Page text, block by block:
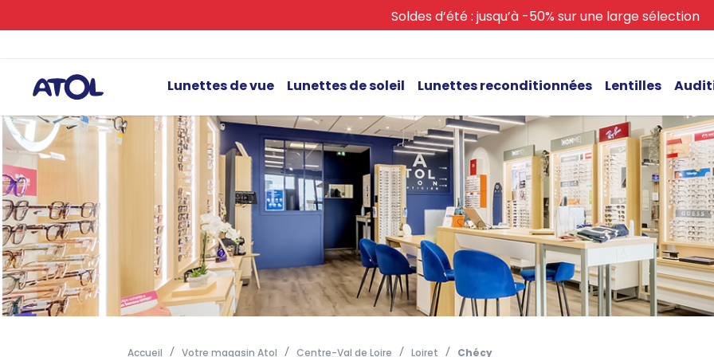
Soldes d’été : jusqu’à -50% sur une large sélection
Lunettes de vue Lunettes de soleil Lunettes reconditionnées Lentilles
Accueil Votre magasin Atol Centre-Val de Loire Loiret Chécy